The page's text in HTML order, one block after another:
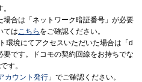
場合は「ネットワーク暗証番号」が必要
てはこちら をご確認ください。
環境にてアクセスいただいた場合は「d
です。ドコモの契約回線をお持ちでな
す。
カウント発行 」でご確認ください。